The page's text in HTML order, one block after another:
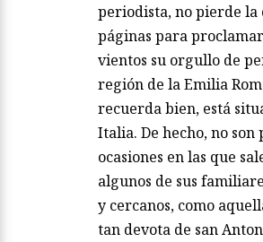
periodista, no pierde la
páginas para
vientos su orgullo de
región de la Emilia
recuerda bien, está
Italia. De hecho, no son
ocasiones en las que
algunos de sus
y cercanos, como
tan devota de san